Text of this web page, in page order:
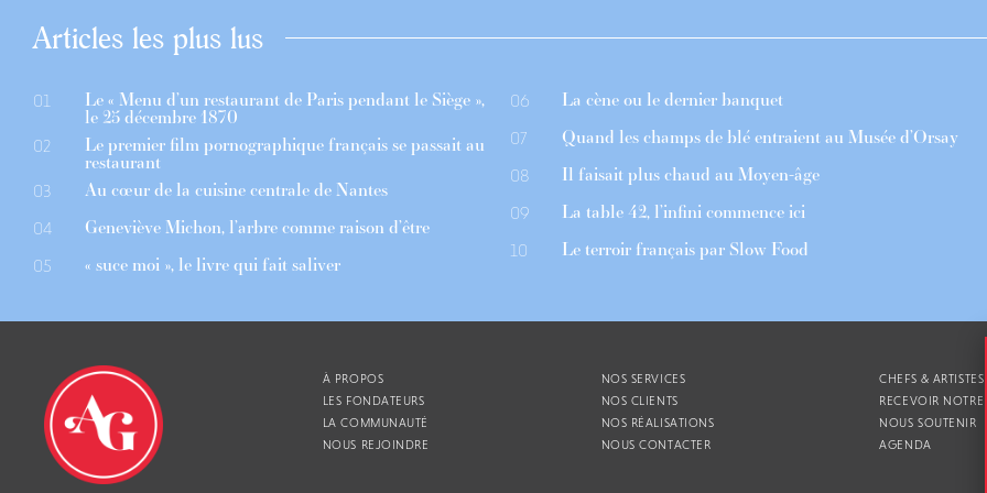
Articles les plus lus
01 Le « Menu d’un restaurant de Paris pendant le Siège »,
le 25 décembre 1870
02 Le premier film pornographique français se passait au
restaurant
03 Au cœur de la cuisine centrale de Nantes
04 Geneviève Michon, l’arbre comme raison d’être
05 « suce moi », le livre qui fait saliver
06 La cène ou le dernier banquet
07 Quand les champs de blé entraient au Musée d’Orsay
08 Il faisait plus chaud au Moyen-âge
09 La table 42, l’infini commence ici
10 Le terroir français par Slow Food
À PROPOS
LES FONDATEURS
LA COMMUNAUTÉ
NOUS REJOINDRE
NOS SERVICES
NOS CLIENTS
NOS RÉALISATIONS
NOUS CONTACTER
CHEFS & ARTISTES
RECEVOIR NOTRE
NOUS SOUTENIR
AGENDA